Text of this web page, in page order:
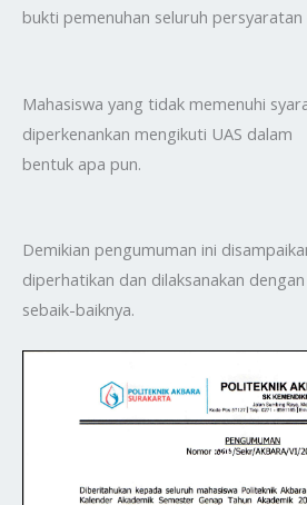
bukti pemenuhan seluruh persyaratan
Mahasiswa yang tidak memenuhi
diperkenankan mengikuti UAS dalam
bentuk apa pun.
Demikian pengumuman ini
diperhatikan dan dilaksanakan dengan
sebaik-baiknya.